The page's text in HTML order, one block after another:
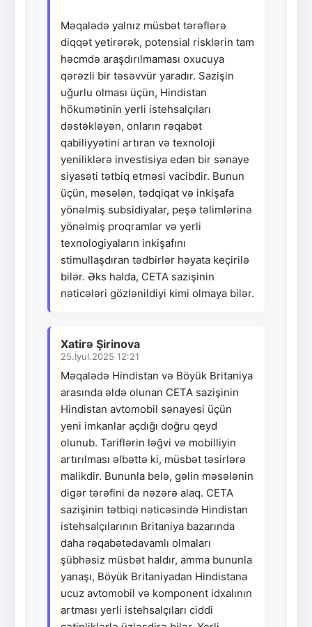
Məqalədə yalnız müsbət tərəflərə
diqqət yetirərək, potensial risklərin tam
həcmdə araşdırılmaması oxucuya
qərəzli bir təsəvvür yaradır. Sazişin
uğurlu olması üçün, Hindistan
hökumətinin yerli istehsalçıları
dəstəkləyən, onların rəqabət
qabiliyyətini artıran və texnoloji
yeniliklərə investisiya edən bir sənaye
siyasəti tətbiq etməsi vacibdir. Bunun
üçün, məsələn, tədqiqat və inkişafa
yönəlmiş subsidiyalar, peşə təlimlərinə
yönəlmiş proqramlar və yerli
texnologiyaların inkişafını
stimullaşdıran tədbirlər həyata keçirilə
bilər. Əks halda, CETA sazişinin
nəticələri gözlənildiyi kimi olmaya bilər.
Xatirə Şirinova
25.İyul.2025 12:21
Məqalədə Hindistan və Böyük Britaniya
arasında əldə olunan CETA sazişinin
Hindistan avtomobil sənayesi üçün
yeni imkanlar açdığı doğru qeyd
olunub. Tariflərin ləğvi və mobilliyin
artırılması əlbəttə ki, müsbət təsirlərə
malikdir. Bununla belə, gəlin məsələnin
digər tərəfini də nəzərə alaq. CETA
sazişinin tətbiqi nəticəsində Hindistan
istehsalçılarının Britaniya bazarında
daha rəqabətədavamlı olmaları
şübhəsiz müsbət haldır, amma bununla
yanaşı, Böyük Britaniyadan Hindistana
ucuz avtomobil və komponent idxalının
artması yerli istehsalçıları ciddi